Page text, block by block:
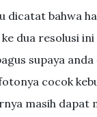
dicatat bahwa
dua resolusi
supaya
cocok
masih dapat